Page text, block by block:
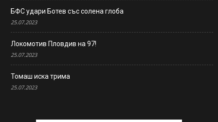
БФС удари Ботев със солена глоба
25.07.2023
Локомотив Пловдив на 97!
25.07.2023
Томаш иска трима
25.07.2023